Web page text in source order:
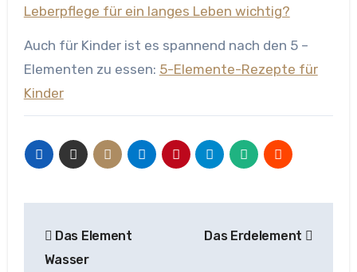
Leberpflege für ein langes Leben wichtig?
Auch für Kinder ist es spannend nach den 5 –
Elementen zu essen: 5-Elemente-Rezepte für
Kinder
Das Element
Wasser
Das Erdelement